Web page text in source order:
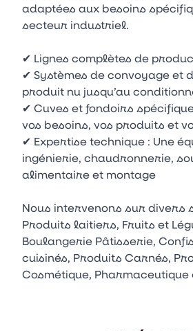
adaptées aux besoins
secteur industriel.
✔ Lignes complètes de
✔ Systèmes de convoyage et
produit nu jusqu’au
✔ Cuves et fondoirs
vos besoins, vos produits et
✔ Expertise technique : Une
ingénierie, chaudronnerie,
alimentaire et montage
Nous intervenons sur divers
Produits laitiers, Fruits et
Boulangerie Pâtisserie,
cuisinés, Produits Carnés,
Cosmétique, Pharmaceutique